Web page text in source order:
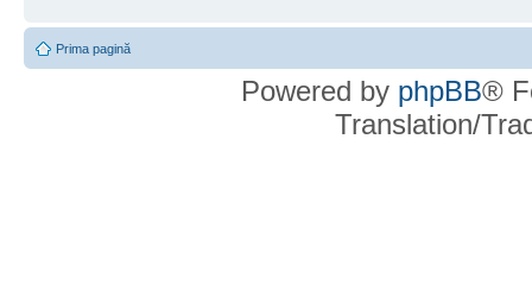
Prima pagină
Powered by phpBB®
Translation/